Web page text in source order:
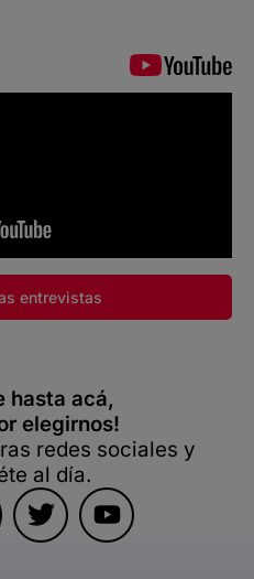
entrevistas
hasta acá,
elegirnos!
redes sociales y
al día.